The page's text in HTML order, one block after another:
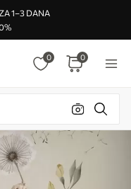
1–3 DANA
0 0